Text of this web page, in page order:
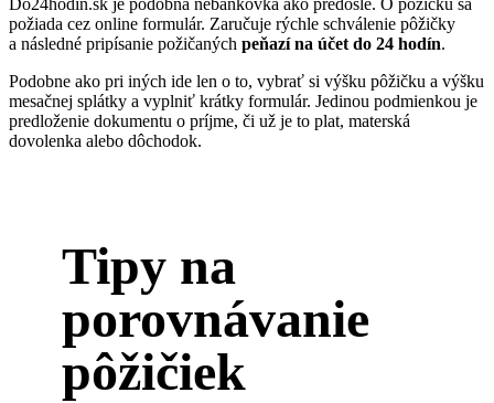
Do24hodin.sk je podobná nebankovka ako predošlé. O pôžičku sa
požiada cez online formulár. Zaručuje rýchle schválenie pôžičky
a následné pripísanie požičaných peňazí na účet do 24 hodín.
Podobne ako pri iných ide len o to, vybrať si výšku pôžičku a výšku
mesačnej splátky a vyplniť krátky formulár. Jedinou podmienkou je
predloženie dokumentu o príjme, či už je to plat, materská
dovolenka alebo dôchodok.
Tipy na
porovnávanie
pôžičiek